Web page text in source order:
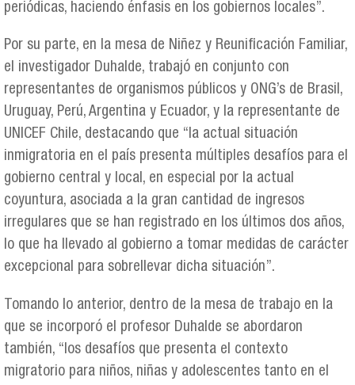
periódicas, haciendo énfasis en los gobiernos locales”.
Por su parte, en la mesa de Niñez y Reunificación Familiar,
el investigador Duhalde, trabajó en conjunto con
representantes de organismos públicos y ONG’s de Brasil,
Uruguay, Perú, Argentina y Ecuador, y la representante de
UNICEF Chile, destacando que “la actual situación
inmigratoria en el país presenta múltiples desafíos para el
gobierno central y local, en especial por la actual
coyuntura, asociada a la gran cantidad de ingresos
irregulares que se han registrado en los últimos dos años,
lo que ha llevado al gobierno a tomar medidas de carácter
excepcional para sobrellevar dicha situación”.
Tomando lo anterior, dentro de la mesa de trabajo en la
que se incorporó el profesor Duhalde se abordaron
también, “los desafíos que presenta el contexto
migratorio para niños, niñas y adolescentes tanto en el